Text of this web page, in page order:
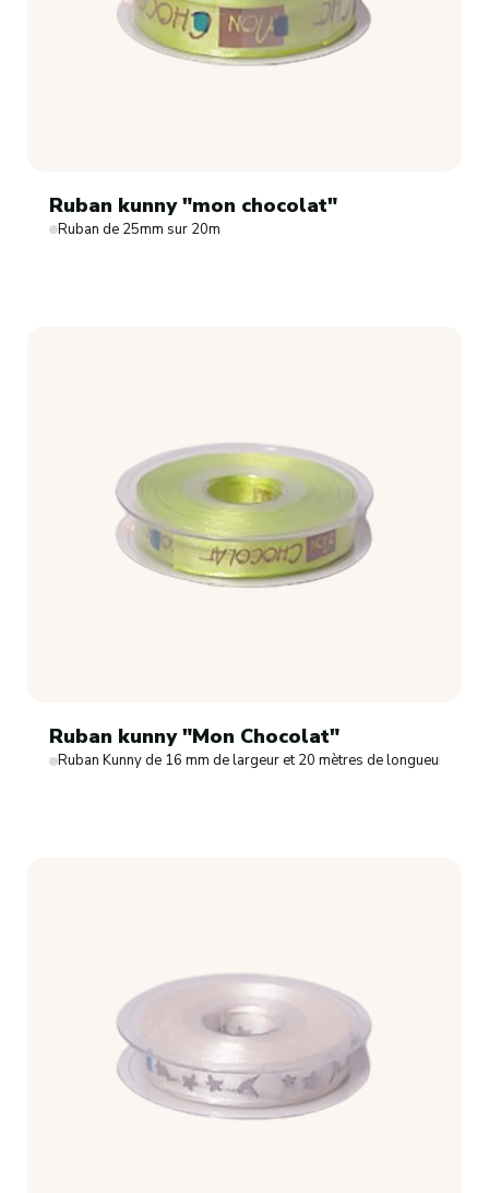
Ruban kunny "mon chocolat"
Ruban de 25mm sur 20m
Ruban kunny "Mon Chocolat"
Ruban Kunny de 16 mm de largeur et 20 mètres de longueur